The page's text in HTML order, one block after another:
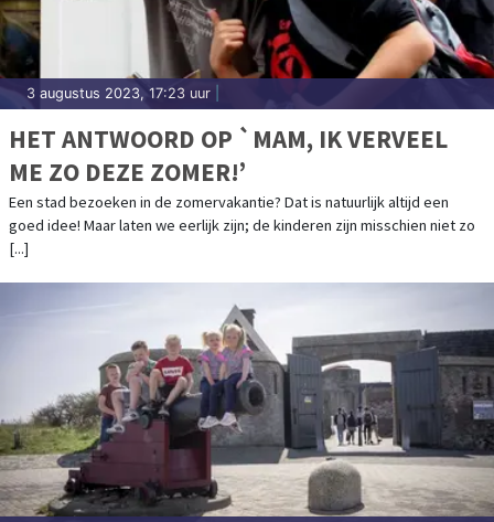
3 augustus 2023, 17:23 uur
HET ANTWOORD OP `MAM, IK VERVEEL
ME ZO DEZE ZOMER!’
Een stad bezoeken in de zomervakantie? Dat is natuurlijk altijd een
goed idee! Maar laten we eerlijk zijn; de kinderen zijn misschien niet zo
[...]